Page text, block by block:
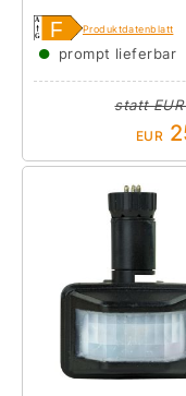
Produktdatenblatt
● prompt lieferbar
statt
EUR